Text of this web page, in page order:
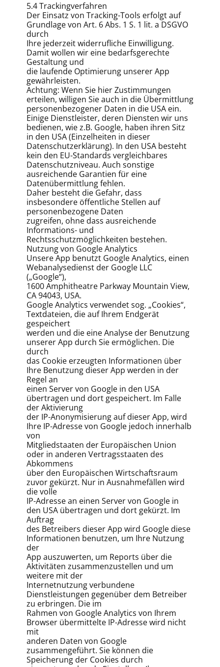
5.4 Trackingverfahren
Der Einsatz von Tracking-Tools erfolgt auf
Grundlage von Art. 6 Abs. 1 S. 1 lit. a DSGVO
durch
Ihre jederzeit widerrufliche Einwilligung.
Damit wollen wir eine bedarfsgerechte
Gestaltung und
die laufende Optimierung unserer App
gewährleisten.
Achtung: Wenn Sie hier Zustimmungen
erteilen, willigen Sie auch in die Übermittlung
personenbezogener Daten in die USA ein.
Einige Dienstleister, deren Diensten wir uns
bedienen, wie z.B. Google, haben ihren Sitz
in den USA (Einzelheiten in dieser
Datenschutzerklärung). In den USA besteht
kein den EU-Standards vergleichbares
Datenschutzniveau. Auch sonstige
ausreichende Garantien für eine
Datenübermittlung fehlen.
Daher besteht die Gefahr, dass
insbesondere öffentliche Stellen auf
personenbezogene Daten
zugreifen, ohne dass ausreichende
Informations- und
Rechtsschutzmöglichkeiten bestehen.
Nutzung von Google Analytics
Unsere App benutzt Google Analytics, einen
Webanalysedienst der Google LLC
(„Google“),
1600 Amphitheatre Parkway Mountain View,
CA 94043, USA.
Google Analytics verwendet sog. „Cookies“,
Textdateien, die auf Ihrem Endgerät
gespeichert
werden und die eine Analyse der Benutzung
unserer App durch Sie ermöglichen. Die
durch
das Cookie erzeugten Informationen über
Ihre Benutzung dieser App werden in der
Regel an
einen Server von Google in den USA
übertragen und dort gespeichert. Im Falle
der Aktivierung
der IP-Anonymisierung auf dieser App, wird
Ihre IP-Adresse von Google jedoch innerhalb
von
Mitgliedstaaten der Europäischen Union
oder in anderen Vertragsstaaten des
Abkommens
über den Europäischen Wirtschaftsraum
zuvor gekürzt. Nur in Ausnahmefällen wird
die volle
IP-Adresse an einen Server von Google in
den USA übertragen und dort gekürzt. Im
Auftrag
des Betreibers dieser App wird Google diese
Informationen benutzen, um Ihre Nutzung
der
App auszuwerten, um Reports über die
Aktivitäten zusammenzustellen und um
weitere mit der
Internetnutzung verbundene
Dienstleistungen gegenüber dem Betreiber
zu erbringen. Die im
Rahmen von Google Analytics von Ihrem
Browser übermittelte IP-Adresse wird nicht
mit
anderen Daten von Google
zusammengeführt. Sie können die
Speicherung der Cookies durch